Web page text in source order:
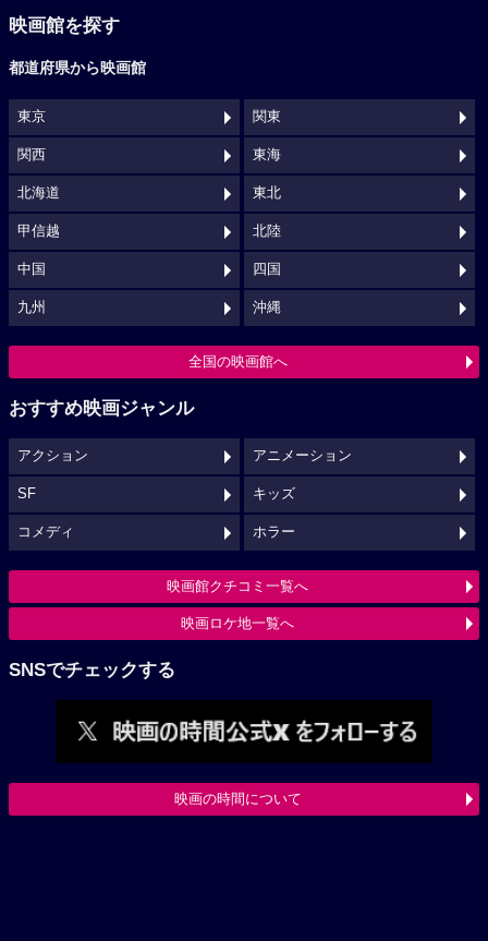
映画館を探す
都道府県から映画館
東京 関東
関西 東海
北海道 東北
甲信越 北陸
中国 四国
九州 沖縄
全国の映画館へ
おすすめ映画ジャンル
アクション アニメーション
SF キッズ
コメディ ホラー
映画館クチコミ一覧へ
映画ロケ地一覧へ
SNSでチェックする
映画の時間について